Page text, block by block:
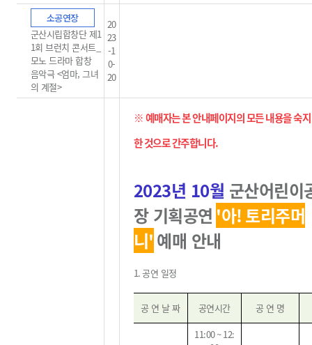
소공연장
군산시립합창단 제1
1회 브런치 콘서트_
모노 드라마 합창
음악극 <엄마, 그녀
의 계절>
20
23
-1
0-
20
※ 예매자는 본 안내페이지의 모든 내용을 숙
한 것으로 간주합니다.
2023년 10월 군산어린이
장 기획공연 '아! 토리주머
니'예매 안내
1.공연 일정
공 연 날 짜 공연시간 공 연 명
11:00 ~ 12: